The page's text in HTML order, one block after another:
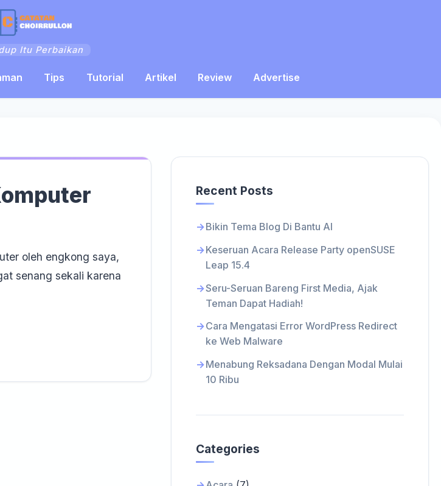
Itu Perbaikan
Tips Tutorial Artikel Review Advertise
oleh engkong saya,
senang sekali karena
Recent Posts
Bikin Tema Blog Di Bantu AI
Keseruan Acara Release Party openSUSE
Leap 15.4
Seru-Seruan Bareng First Media, Ajak
Teman Dapat Hadiah!
Cara Mengatasi Error WordPress Redirect
ke Web Malware
Menabung Reksadana Dengan Modal Mulai
10 Ribu
Categories